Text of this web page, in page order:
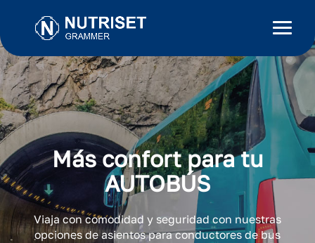
Más confort para tu
AUTOBÚS
Viaja con comodidad y seguridad con nuestras
opciones de asientos para conductores de bus